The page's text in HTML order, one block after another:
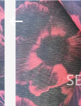
घर
उत्पादों
2026
SEVNNA
TEXTILE.
All
Rights
Reserved.